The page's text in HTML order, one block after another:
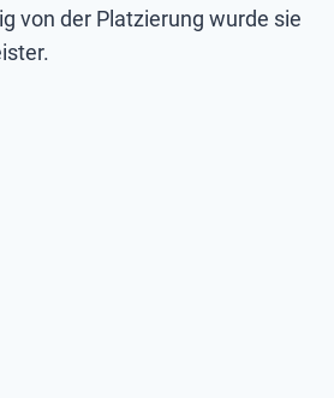
von der Platzierung wurde sie